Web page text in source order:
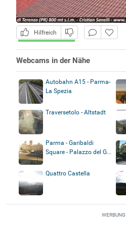
Hilfreich
Webcams in der Nähe
Autobahn A15 - Parma-
La Spezia
Traversetolo - Altstadt
Parma - Garibaldi
Square - Palazzo del G...
Quattro Castella
WERBUNG